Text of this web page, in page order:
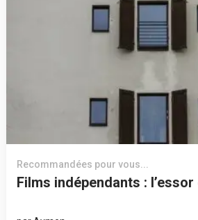
Recommandées pour vous...
Films indépendants : l’essor